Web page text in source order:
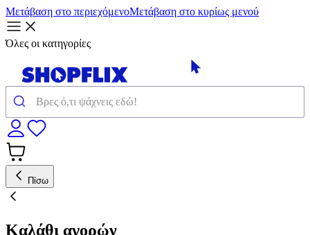
Μετάβαση στο περιεχόμενοΜετάβαση στο κυρίως μενού
Όλες οι κατηγορίες
Πίσω
Καλάθι αγορών